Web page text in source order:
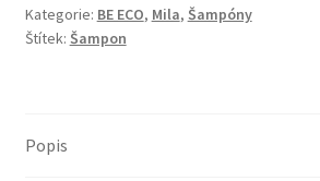
Šampón
Intenzivní
Kategorie: BE ECO, Mila, Šampóny
Štítek: Šampon
Popis